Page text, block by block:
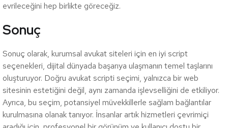
evrileceğini hep birlikte göreceğiz.
Sonuç
Sonuç olarak, kurumsal avukat siteleri için en iyi script
seçenekleri, dijital dünyada başarıya ulaşmanın temel taşlarını
oluşturuyor. Doğru avukat scripti seçimi, yalnızca bir web
sitesinin estetiğini değil, aynı zamanda işlevselliğini de etkiliyor.
Ayrıca, bu seçim, potansiyel müvekkillerle sağlam bağlantılar
kurulmasına olanak tanıyor. İnsanlar artık hizmetleri çevrimiçi